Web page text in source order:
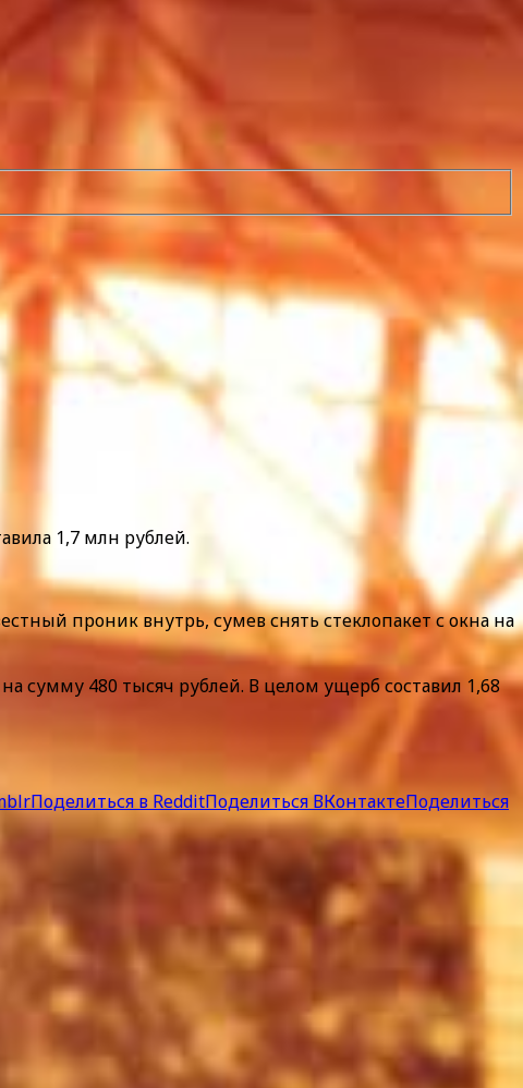
1,7 млн рублей.
проник внутрь, сумев снять стеклопакет с окна на
сумму 480 тысяч рублей. В целом ущерб составил 1,68
Поделиться в RedditПоделиться ВКонтактеПоделиться